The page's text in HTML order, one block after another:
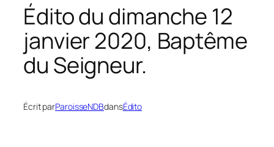
Édito du dimanche 12
janvier 2020, Baptême
du Seigneur.
Écrit parParoisseNDBdansÉdito